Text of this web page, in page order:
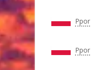
Ppor
Ppor